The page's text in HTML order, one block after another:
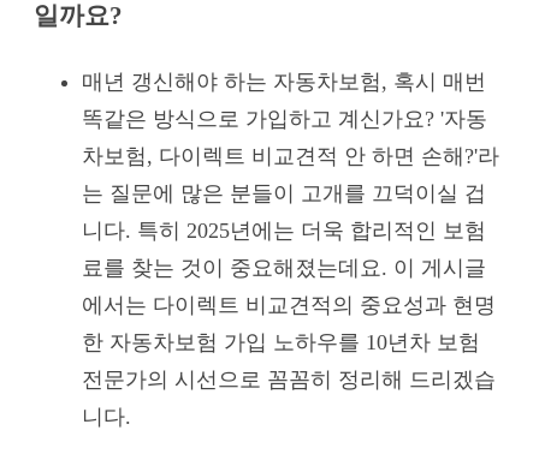
일까요?
매년 갱신해야 하는 자동차보험, 혹시 매번
똑같은 방식으로 가입하고 계신가요? '자동
차보험, 다이렉트 비교견적 안 하면 손해?'라
는 질문에 많은 분들이 고개를 끄덕이실 겁
니다. 특히 2025년에는 더욱 합리적인 보험
료를 찾는 것이 중요해졌는데요. 이 게시글
에서는 다이렉트 비교견적의 중요성과 현명
한 자동차보험 가입 노하우를 10년차 보험
전문가의 시선으로 꼼꼼히 정리해 드리겠습
니다.